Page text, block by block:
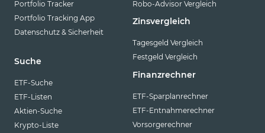
Portfolio Tracker
Portfolio Tracking App
Datenschutz & Sicherheit
Suche
ETF-Suche
ETF-Listen
Aktien-Suche
Krypto-Liste
Robo-Advisor Vergleich
Zinsvergleich
Tagesgeld Vergleich
Festgeld Vergleich
Finanzrechner
ETF-Sparplanrechner
ETF-Entnahmerechner
Vorsorgerechner